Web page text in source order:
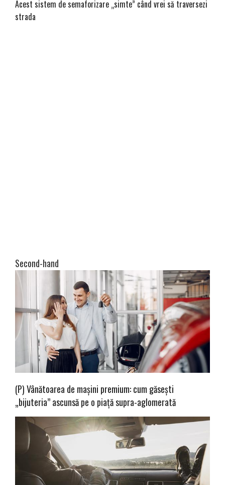
Acest sistem de semaforizare „simte” când vrei să traversezi
strada
Second-hand
(P) Vânătoarea de mașini premium: cum găsești
„bijuteria” ascunsă pe o piață supra-aglomerată